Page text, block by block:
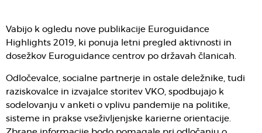
Vabijo k ogledu nove publikacije Euroguidance
Highlights 2019, ki ponuja letni pregled aktivnosti in
dosežkov Euroguidance centrov po državah članicah.
Odločevalce, socialne partnerje in ostale deležnike, tudi
raziskovalce in izvajalce storitev VKO, spodbujajo k
sodelovanju v anketi o vplivu pandemije na politike,
sisteme in prakse vseživljenjske karierne orientacije.